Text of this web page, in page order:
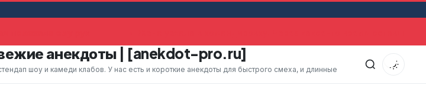
ему рук
анекдоты | [anekdot-pro.ru]
шоу и камеди клабов. У нас есть и короткие анекдоты для быстрого смеха, и длинные